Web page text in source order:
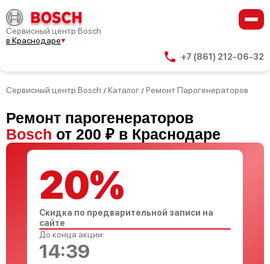
Сервисный центр Bosch
в Краснодаре
+7 (861) 212-06-32
Сервисный центр Bosch / Каталог / Ремонт Парогенераторов
Ремонт парогенераторов
Bosch от 200 ₽ в Краснодаре
20%
Скидка по предварительной записи на
сайте
До конца акции:
14:38